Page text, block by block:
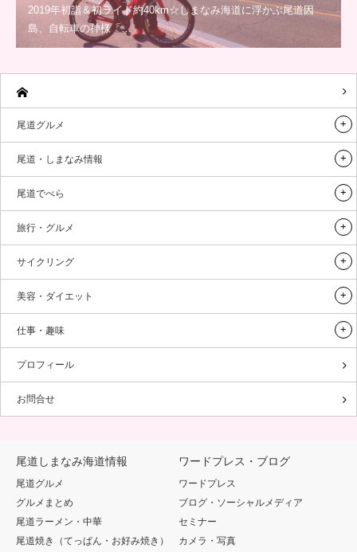
2019年初詣＆初ライド約40km☆しまなみ海道に浮かぶ尾道因
島、自転車の神様「…
尾道グルメ
尾道・しまなみ情報
尾道でべら
旅行・グルメ
サイクリング
美容・ダイエット
仕事・趣味
プロフィール
お問合せ
尾道しまなみ海道情報
尾道グルメ
グルメまとめ
尾道ラーメン・中華
尾道焼き（てっぱん・お好み焼き）
ワードプレス・ブログ
ワードプレス
ブログ・ソーシャルメディア
セミナー
カメラ・写真